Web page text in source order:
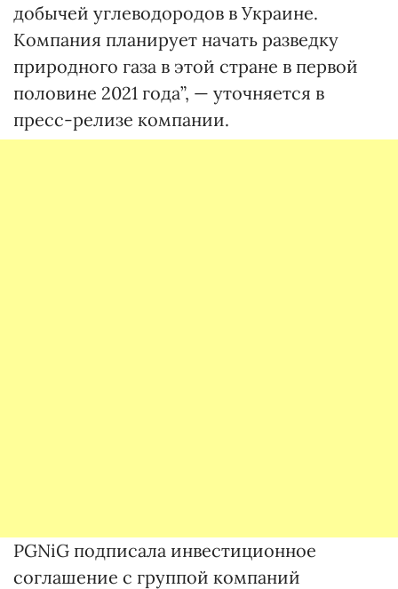
добычей углеводородов в Украине.
Компания планирует начать разведку
природного газа в этой стране в первой
половине 2021 года”, — уточняется в
пресс-релизе компании.
PGNiG подписала инвестиционное
соглашение с группой компаний